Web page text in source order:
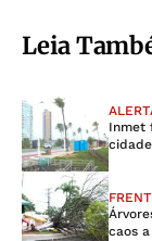
Leia
Inmet
caos